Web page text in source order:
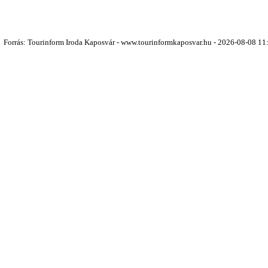
Forrás: Tourinform Iroda Kaposvár - www.tourinformkaposvar.hu - 2026-08-08